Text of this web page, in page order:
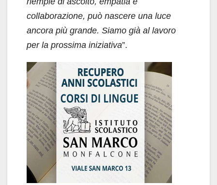
collaborazione, può nascere una luce
ancora più grande. Siamo già al lavoro
per la prossima iniziativa”.